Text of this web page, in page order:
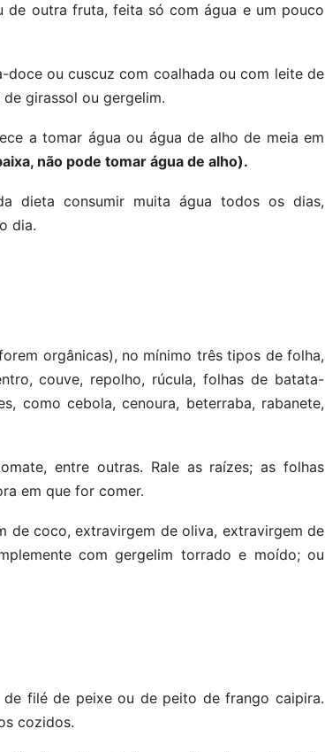
de outra fruta, feita só com água e um pouco
ou cuscuz com coalhada ou com leite de
girassol ou gergelim.
a tomar água ou água de alho de meia em
não pode tomar água de alho).
dieta consumir muita água todos os dias,
dia.
orgânicas), no mínimo três tipos de folha,
couve, repolho, rúcula, folhas de batata-
como cebola, cenoura, beterraba, rabanete,
entre outras. Rale as raízes; as folhas
em que for comer.
de coco, extravirgem de oliva, extravirgem de
com gergelim torrado e moído; ou
filé de peixe ou de peito de frango caipira.
cozidos.